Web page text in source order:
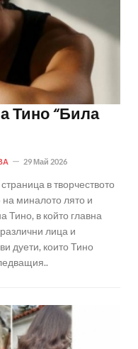
Тино “Била
29 Май 2026
в творчеството
на миналото лято и
Тино, в който главна
лица и
дуети, които Тино